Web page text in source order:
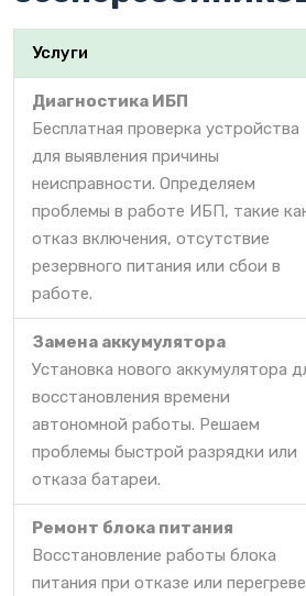
Услуги
Диагностика ИБП
Бесплатная проверка устройства
для выявления причины
неисправности. Определяем
проблемы в работе ИБП, такие
отказ включения, отсутствие
резервного питания или сбои в
работе.
Замена аккумулятора
Установка нового аккумулятора
восстановления времени
автономной работы. Решаем
проблемы быстрой разрядки или
отказа батареи.
Ремонт блока питания
Восстановление работы блока
питания при отказе или